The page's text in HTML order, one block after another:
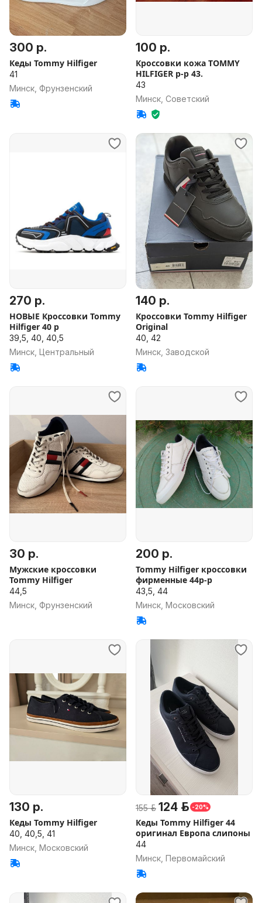
300 р.
Кеды Tommy Hilfiger
41
Минск, Фрунзенский
100 р.
Кроссовки кожа TOMMY
HILFIGER р-р 43.
43
Минск, Советский
270 р.
НОВЫЕ Кроссовки Tommy
Hilfiger 40 р
39,5, 40, 40,5
Минск, Центральный
140 р.
Кроссовки Tommy Hilfiger
Original
40, 42
Минск, Заводской
30 р.
Мужские кроссовки
Tommy Hilfiger
44,5
Минск, Фрунзенский
200 р.
Tommy Hilfiger кроссовки
фирменные 44р-р
43,5, 44
Минск, Московский
130 р.
Кеды Tommy Hilfiger
40, 40,5, 41
Минск, Московский
155 р. 124 р. -20%
Кеды Tommy Hilfiger 44
оригинал Европа слипоны
44
Минск, Первомайский